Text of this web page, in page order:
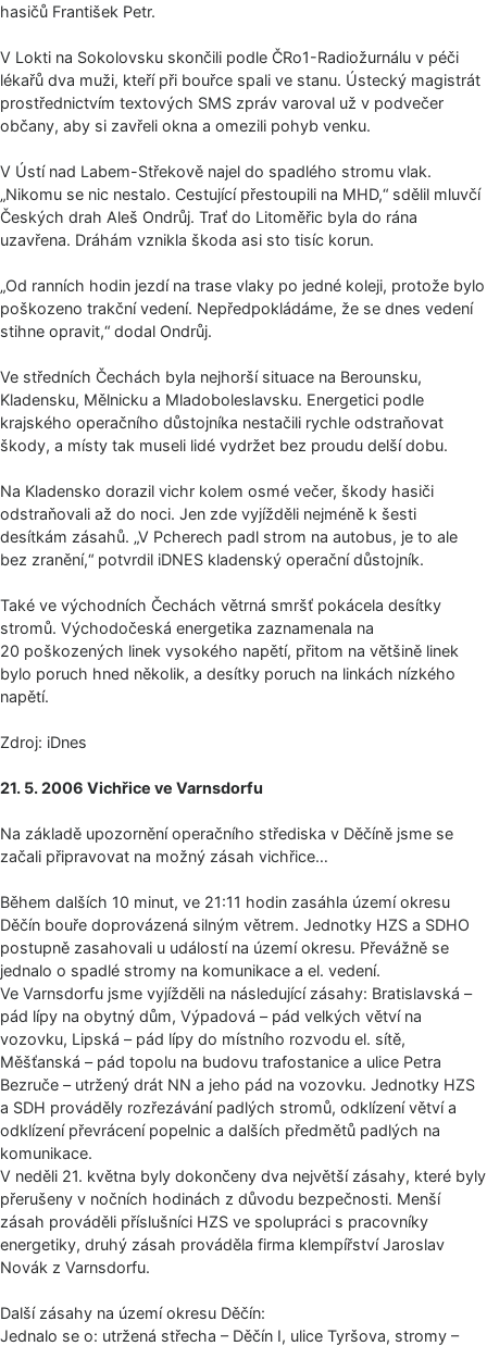
hasičů František Petr.
V Lokti na Sokolovsku skončili podle ČRo1-Radiožurnálu v péči
lékařů dva muži, kteří při bouřce spali ve stanu. Ústecký magistrát
prostřednictvím textových SMS zpráv varoval už v podvečer
občany, aby si zavřeli okna a omezili pohyb venku.
V Ústí nad Labem-Střekově najel do spadlého stromu vlak.
„Nikomu se nic nestalo. Cestující přestoupili na MHD,“ sdělil mluvčí
Českých drah Aleš Ondrůj. Trať do Litoměřic byla do rána
uzavřena. Dráhám vznikla škoda asi sto tisíc korun.
„Od ranních hodin jezdí na trase vlaky po jedné koleji, protože bylo
poškozeno trakční vedení. Nepředpokládáme, že se dnes vedení
stihne opravit,“ dodal Ondrůj.
Ve středních Čechách byla nejhorší situace na Berounsku,
Kladensku, Mělnicku a Mladoboleslavsku. Energetici podle
krajského operačního důstojníka nestačili rychle odstraňovat
škody, a místy tak museli lidé vydržet bez proudu delší dobu.
Na Kladensko dorazil vichr kolem osmé večer, škody hasiči
odstraňovali až do noci. Jen zde vyjížděli nejméně k šesti
desítkám zásahů. „V Pcherech padl strom na autobus, je to ale
bez zranění,“ potvrdil iDNES kladenský operační důstojník.
Také ve východních Čechách větrná smršť pokácela desítky
stromů. Východočeská energetika zaznamenala na
20 poškozených linek vysokého napětí, přitom na většině linek
bylo poruch hned několik, a desítky poruch na linkách nízkého
napětí.
Zdroj: iDnes
21. 5. 2006 Vichřice ve Varnsdorfu
Na základě upozornění operačního střediska v Děčíně jsme se
začali připravovat na možný zásah vichřice…
Během dalších 10 minut, ve 21:11 hodin zasáhla území okresu
Děčín bouře doprovázená silným větrem. Jednotky HZS a SDHO
postupně zasahovali u událostí na území okresu. Převážně se
jednalo o spadlé stromy na komunikace a el. vedení.
Ve Varnsdorfu jsme vyjížděli na následující zásahy: Bratislavská –
pád lípy na obytný dům, Výpadová – pád velkých větví na
vozovku, Lipská – pád lípy do místního rozvodu el. sítě,
Měšťanská – pád topolu na budovu trafostanice a ulice Petra
Bezruče – utržený drát NN a jeho pád na vozovku. Jednotky HZS
a SDH prováděly rozřezávání padlých stromů, odklízení větví a
odklízení převrácení popelnic a dalších předmětů padlých na
komunikace.
V neděli 21. května byly dokončeny dva největší zásahy, které byly
přerušeny v nočních hodinách z důvodu bezpečnosti. Menší
zásah prováděli příslušníci HZS ve spolupráci s pracovníky
energetiky, druhý zásah prováděla firma klempířství Jaroslav
Novák z Varnsdorfu.
Další zásahy na území okresu Děčín:
Jednalo se o: utržená střecha – Děčín I, ulice Tyršova, stromy –